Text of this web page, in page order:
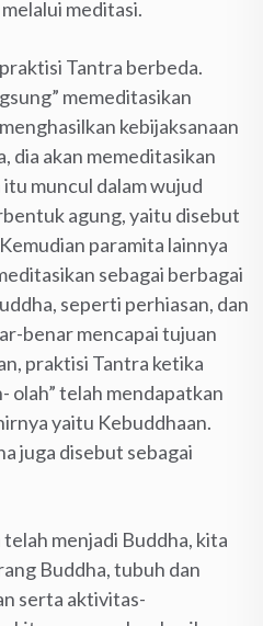
meditasi.
Tantra berbeda.
memeditasikan
kebijaksanaan
dia akan memeditasikan
muncul dalam wujud
agung, yaitu disebut
paramita lainnya
sebagai berbagai
seperti perhiasan, dan
benar mencapai tujuan
praktisi Tantra ketika
olah” telah mendapatkan
yaitu Kebuddhaan.
juga disebut sebagai
menjadi Buddha, kita
Buddha, tubuh dan
serta aktivitas-